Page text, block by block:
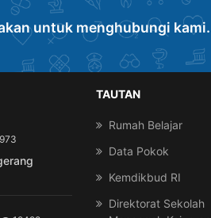
untuk menghubungi kami.
TAUTAN
Rumah Belajar
Data Pokok
Kemdikbud RI
Direktorat Sekolah